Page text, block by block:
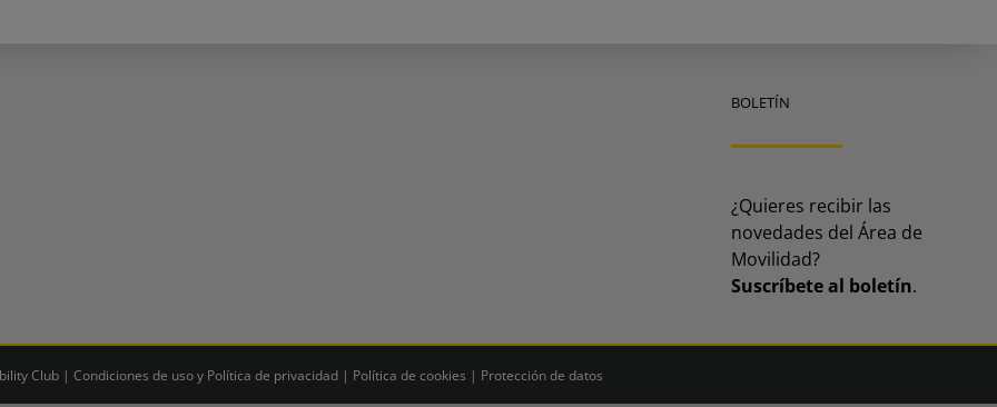
BOLETÍN
¿Quieres recibir las
novedades del Área de
Movilidad?
Suscríbete al boletín.
Club | Condiciones de uso y Política de privacidad | Política de cookies | Protección de datos